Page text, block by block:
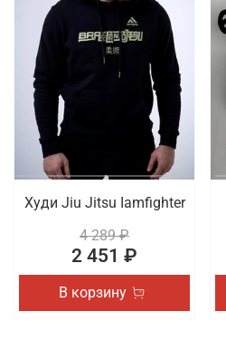
Худи Jiu Jitsu Iamfighter
4 289 ₽
2 451 ₽
В корзину